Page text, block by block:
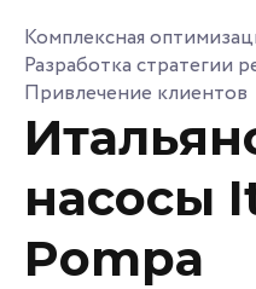
Комплексная
Разработка стратегии
Привлечение клиентов
насосы
Pompa